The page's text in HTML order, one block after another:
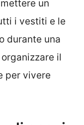
un
i vestiti e le
durante una
il
per vivere